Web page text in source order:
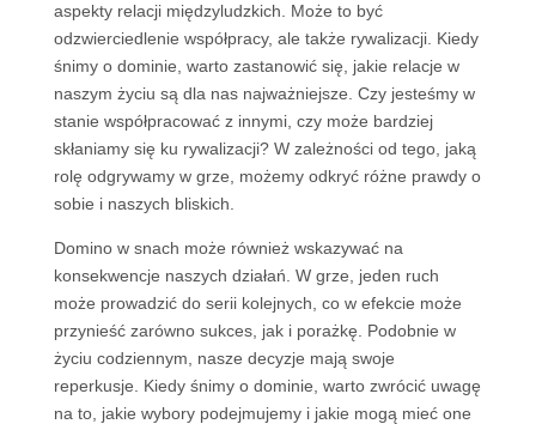
aspekty relacji międzyludzkich. Może to być
odzwierciedlenie współpracy, ale także rywalizacji. Kiedy
śnimy o dominie, warto zastanowić się, jakie relacje w
naszym życiu są dla nas najważniejsze. Czy jesteśmy w
stanie współpracować z innymi, czy może bardziej
skłaniamy się ku rywalizacji? W zależności od tego, jaką
rolę odgrywamy w grze, możemy odkryć różne prawdy o
sobie i naszych bliskich.
Domino w snach może również wskazywać na
konsekwencje naszych działań. W grze, jeden ruch
może prowadzić do serii kolejnych, co w efekcie może
przynieść zarówno sukces, jak i porażkę. Podobnie w
życiu codziennym, nasze decyzje mają swoje
reperkusje. Kiedy śnimy o dominie, warto zwrócić uwagę
na to, jakie wybory podejmujemy i jakie mogą mieć one